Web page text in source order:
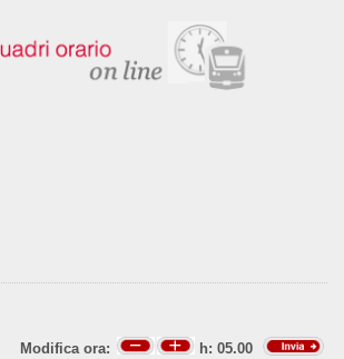
Modifica ora: h: 05.00